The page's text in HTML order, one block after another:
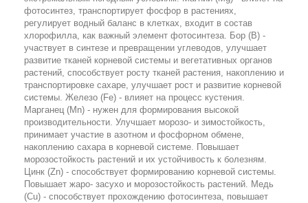
фотосинтез, транспортирует фосфор в растениях,
регулирует водный баланс в клетках, входит в состав
хлорофилла, как важный элемент фотосинтеза. Бор (В) -
участвует в синтезе и превращении углеводов, улучшает
развитие тканей корневой системы и вегетативных органов
растений, способствует росту тканей растения, накоплению и
транспортировке сахаре, улучшает рост и развитие корневой
системы. Железо (Fe) - влияет на процесс кустения.
Марганец (Mn) - нужен для формирования высокой
производительности. Улучшает морозо- и зимостойкость,
принимает участие в азотном и фосфорном обмене,
накоплению сахара в корневой системе. Повышает
морозостойкость растений и их устойчивость к болезням.
Цинк (Zn) - способствует формированию корневой системы.
Повышает жаро- засухо и морозостойкость растений. Медь
(Сu) - способствует прохождению фотосинтеза, повышает